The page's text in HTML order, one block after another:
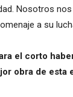
Nosotros
a su
el corto
obra de esta